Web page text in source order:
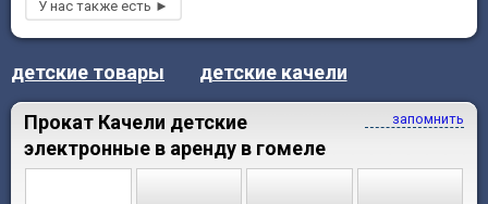
детские товары детские качели
запомнить
Прокат Качели детские
электронные в аренду в гомеле